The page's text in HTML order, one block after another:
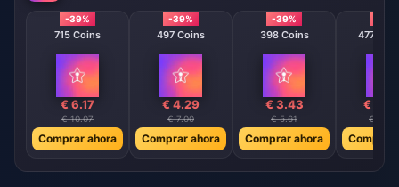
-39%
715 Coins
€ 6.17
€ 10.07
Comprar ahora
-39%
497 Coins
€ 4.29
€ 7.00
Comprar ahora
-39%
398 Coins
€ 3.43
€ 5.61
Comprar ahora
47746
€
€
Comprar